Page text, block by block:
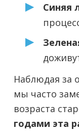
Синяя
Наблюдая
мы часто
возраста
годами эта